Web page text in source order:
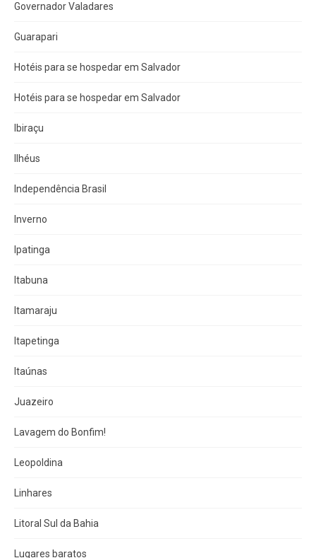
Governador Valadares
Guarapari
Hotéis para se hospedar em Salvador
Hotéis para se hospedar em Salvador
Ibiraçu
Ilhéus
Independência Brasil
Inverno
Ipatinga
Itabuna
Itamaraju
Itapetinga
Itaúnas
Juazeiro
Lavagem do Bonfim!
Leopoldina
Linhares
Litoral Sul da Bahia
Lugares baratos